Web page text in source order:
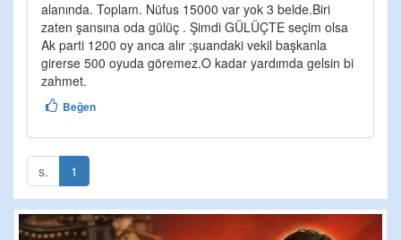
alanında. Toplam. Nüfus 15000 var yok 3 belde.Biri
zaten şansına oda gülüç . Şimdi GÜLÜÇTE seçim olsa
Ak parti 1200 oy anca alır ;şuandaki vekil başkanla
girerse 500 oyuda göremez.O kadar yardımda gelsin bi
zahmet.
Beğen
s. 1